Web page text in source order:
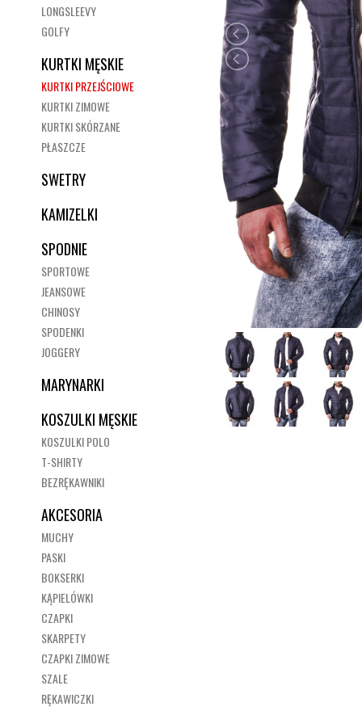
LONGSLEEVY
GOLFY
KURTKI MĘSKIE
KURTKI PRZEJŚCIOWE
KURTKI ZIMOWE
KURTKI SKÓRZANE
PŁASZCZE
SWETRY
KAMIZELKI
SPODNIE
SPORTOWE
JEANSOWE
CHINOSY
SPODENKI
JOGGERY
MARYNARKI
KOSZULKI MĘSKIE
KOSZULKI POLO
T-SHIRTY
BEZRĘKAWNIKI
AKCESORIA
MUCHY
PASKI
BOKSERKI
KĄPIELÓWKI
CZAPKI
SKARPETY
CZAPKI ZIMOWE
SZALE
RĘKAWICZKI